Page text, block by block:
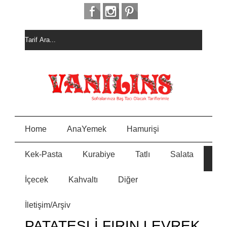
Home AnaYemek Hamurişi
Kek-Pasta Kurabiye Tatlı Salata
İçecek Kahvaltı Diğer
İletişim/Arşiv
HURM